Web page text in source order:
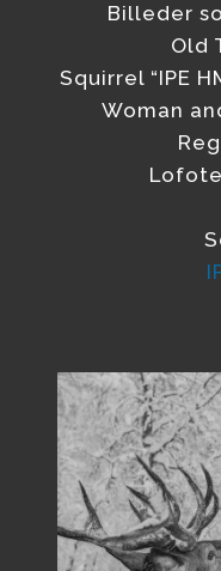
Billeder
Old
Squirrel “IPE
Woman